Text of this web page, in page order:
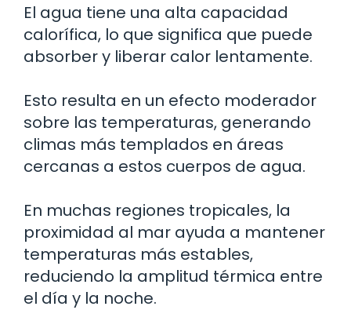
El agua tiene una alta capacidad
calorífica, lo que significa que puede
absorber y liberar calor lentamente.
Esto resulta en un efecto moderador
sobre las temperaturas, generando
climas más templados en áreas
cercanas a estos cuerpos de agua.
En muchas regiones tropicales, la
proximidad al mar ayuda a mantener
temperaturas más estables,
reduciendo la amplitud térmica entre
el día y la noche.